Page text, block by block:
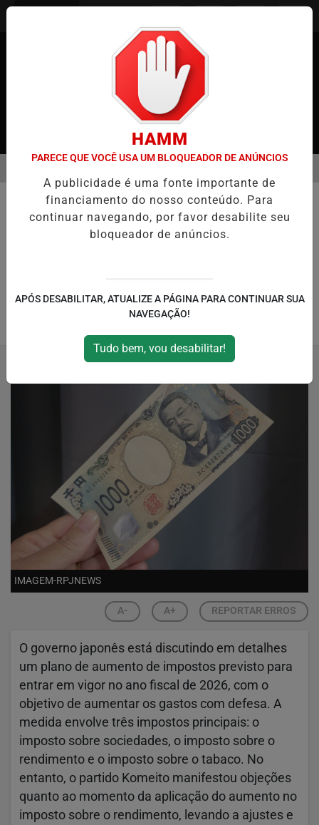
EM ALTA
ECONOMIA
Governo Japonês Anuncia Aumento
de Impostos para Gastos Militares
14/12/2024 12:49
IMAGEM-RPJNEWS
A- A+ REPORTAR ERROS
O governo japonês está discutindo em detalhes
um plano de aumento de impostos previsto para
entrar em vigor no ano fiscal de 2026, com o
objetivo de aumentar os gastos com defesa. A
medida envolve três impostos principais: o
imposto sobre sociedades, o imposto sobre o
rendimento e o imposto sobre o tabaco. No
entanto, o partido Komeito manifestou objeções
quanto ao momento da aplicação do aumento no
imposto sobre o rendimento, levando a ajustes e
HAMM
PARECE QUE VOCÊ USA UM BLOQUEADOR DE ANÚNCIOS
A publicidade é uma fonte importante de
financiamento do nosso conteúdo. Para
continuar navegando, por favor desabilite seu
bloqueador de anúncios.
APÓS DESABILITAR, ATUALIZE A PÁGINA PARA CONTINUAR SUA
NAVEGAÇÃO!
Tudo bem, vou desabilitar!